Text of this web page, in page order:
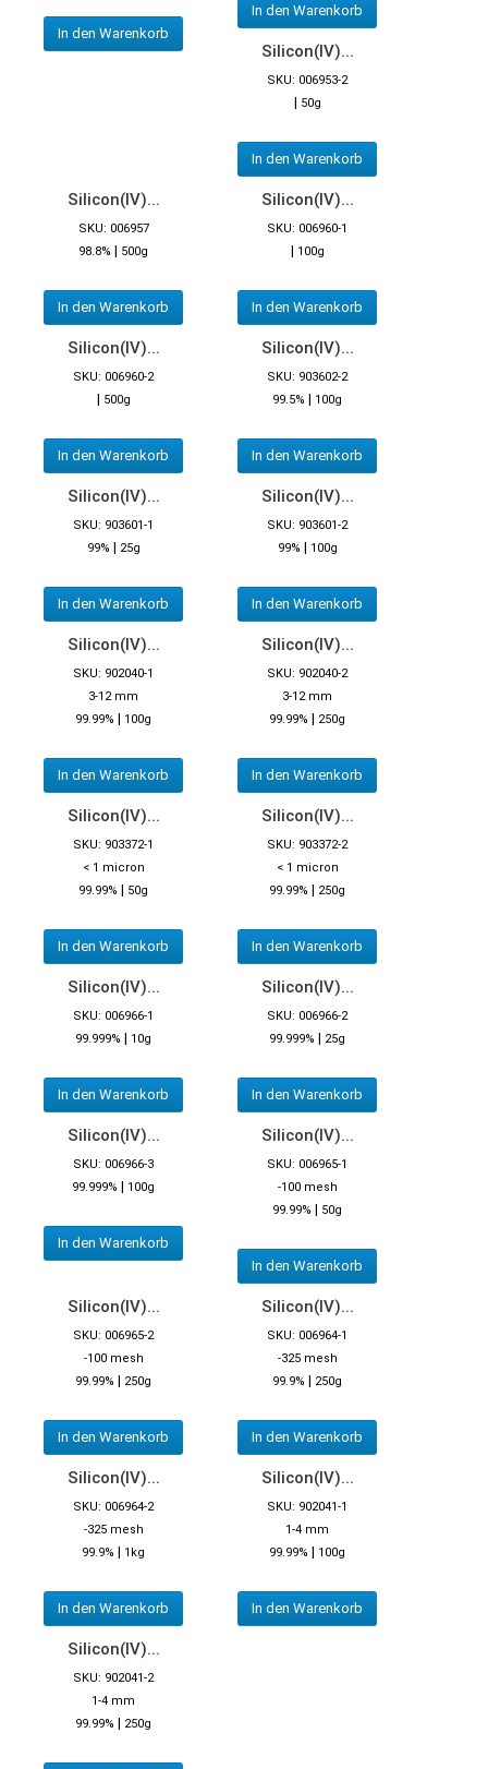
In den Warenkorb
In den Warenkorb
Silicon(IV)...
SKU: 006953-2
| 50g
In den Warenkorb
Silicon(IV)...
SKU: 006957
98.8% | 500g
In den Warenkorb
Silicon(IV)...
SKU: 006960-1
| 100g
In den Warenkorb
Silicon(IV)...
SKU: 006960-2
| 500g
In den Warenkorb
Silicon(IV)...
SKU: 903602-2
99.5% | 100g
In den Warenkorb
Silicon(IV)...
SKU: 903601-1
99% | 25g
In den Warenkorb
Silicon(IV)...
SKU: 903601-2
99% | 100g
In den Warenkorb
Silicon(IV)...
SKU: 902040-1
3-12 mm
99.99% | 100g
In den Warenkorb
Silicon(IV)...
SKU: 902040-2
3-12 mm
99.99% | 250g
In den Warenkorb
Silicon(IV)...
SKU: 903372-1
< 1 micron
99.99% | 50g
In den Warenkorb
Silicon(IV)...
SKU: 903372-2
< 1 micron
99.99% | 250g
In den Warenkorb
Silicon(IV)...
SKU: 006966-1
99.999% | 10g
In den Warenkorb
Silicon(IV)...
SKU: 006966-2
99.999% | 25g
In den Warenkorb
Silicon(IV)...
SKU: 006966-3
99.999% | 100g
In den Warenkorb
Silicon(IV)...
SKU: 006965-1
-100 mesh
99.99% | 50g
In den Warenkorb
Silicon(IV)...
SKU: 006965-2
-100 mesh
99.99% | 250g
In den Warenkorb
Silicon(IV)...
SKU: 006964-1
-325 mesh
99.9% | 250g
In den Warenkorb
Silicon(IV)...
SKU: 006964-2
-325 mesh
99.9% | 1kg
In den Warenkorb
Silicon(IV)...
SKU: 902041-1
1-4 mm
99.99% | 100g
In den Warenkorb
Silicon(IV)...
SKU: 902041-2
1-4 mm
99.99% | 250g